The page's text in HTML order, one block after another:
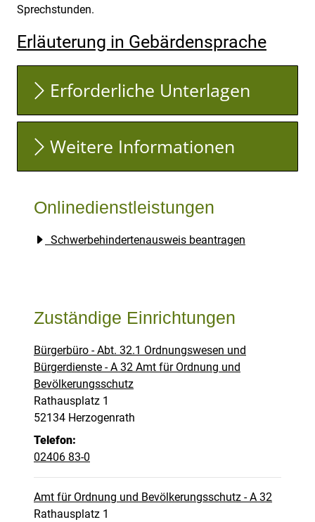
Sprechstunden.
Erläuterung in Gebärdensprache
Erforderliche Unterlagen
Weitere Informationen
Onlinedienstleistungen
Schwerbehindertenausweis beantragen
Zuständige Einrichtungen
Bürgerbüro - Abt. 32.1 Ordnungswesen und
Bürgerdienste - A 32 Amt für Ordnung und
Bevölkerungsschutz
Straße:
Rathausplatz Hausnummer:
1
PLZ:
52134 Ort:
Herzogenrath
Telefon:
02406 83-0
Amt für Ordnung und Bevölkerungsschutz - A 32
Straße:
Rathausplatz Hausnummer:
1